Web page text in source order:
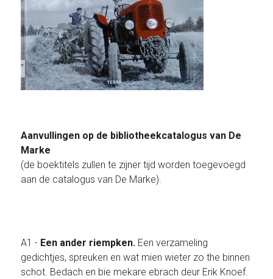
Aanvullingen op de bibliotheekcatalogus van De
Marke
(de boektitels zullen te zijner tijd worden toegevoegd
aan de catalogus van De Marke).
A1 - Een ander riempken. Een verzameling
gedichtjes, spreuken en wat mien wieter zo the binnen
schot. Bedach en bie mekare ebrach deur Erik Knoef.